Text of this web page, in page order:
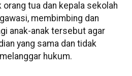
tua dan kepala sekolah
membimbing dan
anak-anak tersebut agar
yang sama dan tidak
hukum.